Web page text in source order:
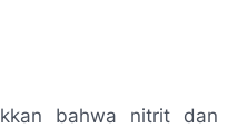
bahwa nitrit dan